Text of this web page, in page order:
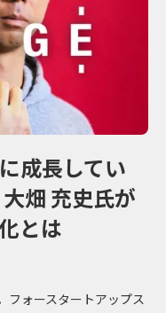
成長してい
畑 充史氏が
とは
フォースタートアップス